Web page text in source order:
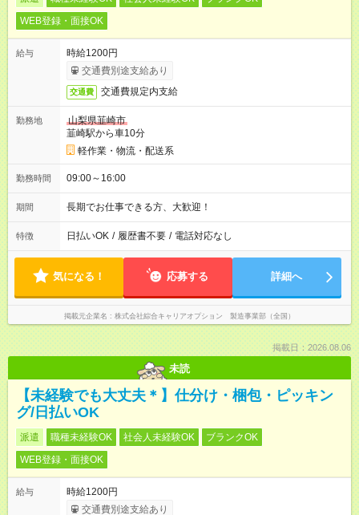
WEB登録・面接OK
給与
時給1200円
交通費別途支給あり
交通費 交通費規定内支給
勤務地
山梨県韮崎市
韮崎駅から車10分
軽作業・物流・配送系
勤務時間 09:00～16:00
期間 長期でお仕事できる方、大歓迎！
特徴 日払いOK / 履歴書不要 / 電話対応なし
気になる！ 応募する 詳細へ
掲載元企業名 株式会社綜合キャリアオプション 製造事業部（全国）
掲載日：2026.08.06
未読
【未経験でも大丈夫＊】仕分け・梱包・ピッキン
グ/日払いOK
派遣 職種未経験OK 社会人未経験OK
ブランクOK
WEB登録・面接OK
給与
時給1200円
交通費別途支給あり